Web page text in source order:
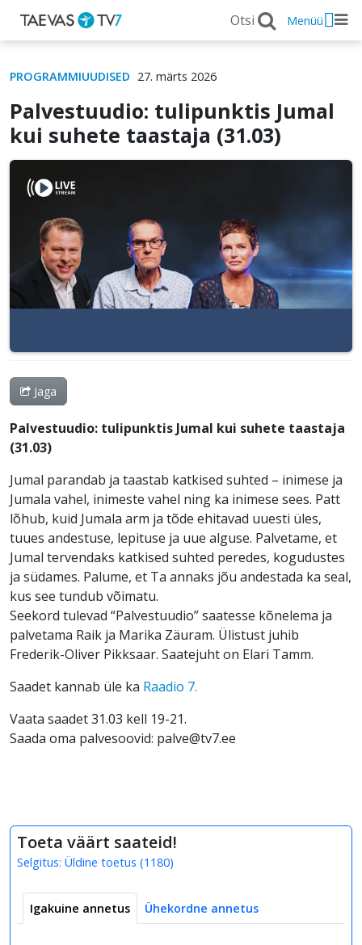
Menüü
PROGRAMMIUUDISED 27. märts 2026
Palvestuudio: tulipunktis Jumal
kui suhete taastaja (31.03)
Jaga
Palvestuudio: tulipunktis Jumal kui suhete taastaja
(31.03)
Jumal parandab ja taastab katkised suhted – inimese ja
Jumala vahel, inimeste vahel ning ka inimese sees. Patt
lõhub, kuid Jumala arm ja tõde ehitavad uuesti üles,
tuues andestuse, lepituse ja uue alguse. Palvetame, et
Jumal tervendaks katkised suhted peredes, kogudustes
ja südames. Palume, et Ta annaks jõu andestada ka seal,
kus see tundub võimatu.
Seekord tulevad “Palvestuudio” saatesse kõnelema ja
palvetama Raik ja Marika Zäuram. Ülistust juhib
Frederik-Oliver Pikksaar. Saatejuht on Elari Tamm.
Saadet kannab üle ka Raadio 7.
Vaata saadet 31.03 kell 19-21.
Saada oma palvesoovid: palve@tv7.ee
Toeta väärt saateid!
Selgitus: Üldine toetus (1180)
Igakuine annetus Ühekordne annetus